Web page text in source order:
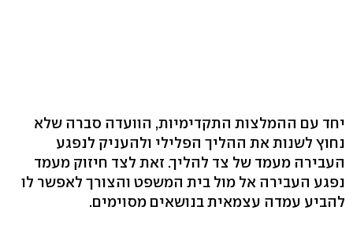
יחד עם ההמלצות התקדימיות, הוועדה סברה שלא
נחוץ לשנות את ההליך הפלילי ולהעניק לנפגע
העבירה מעמד של צד להליך. זאת לצד חיזוק מעמד
נפגע העבירה אל מול בית המשפט והצורך לאפשר לו
להביע עמדה עצמאית בנושאים מסוימים.